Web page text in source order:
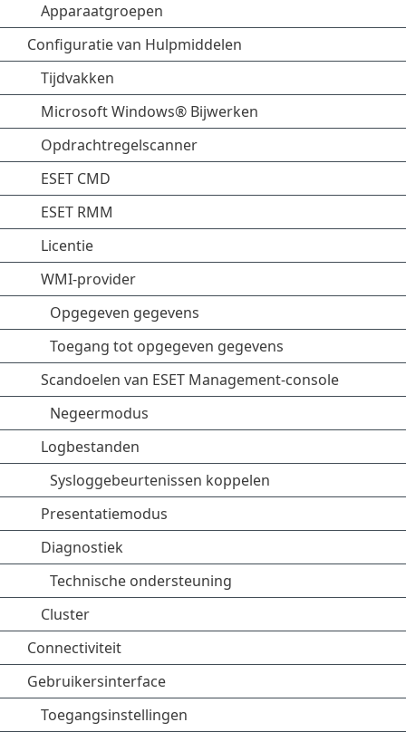
Apparaatgroepen
Configuratie van Hulpmiddelen
Tijdvakken
Microsoft Windows® Bijwerken
Opdrachtregelscanner
ESET CMD
ESET RMM
Licentie
WMI-provider
Opgegeven gegevens
Toegang tot opgegeven gegevens
Scandoelen van ESET Management-console
Negeermodus
Logbestanden
Sysloggebeurtenissen koppelen
Presentatiemodus
Diagnostiek
Technische ondersteuning
Cluster
Connectiviteit
Gebruikersinterface
Toegangsinstellingen